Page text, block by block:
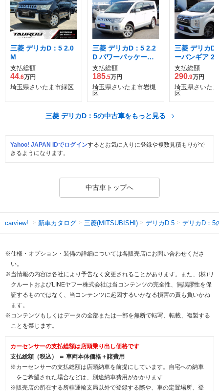
三菱 デリカD：5 2.0
M
支払総額
44.6万円
埼玉県さいたま市緑区
三菱 デリカD：5 2.2
D パワーパッケージ
ディーゼルターボ 4
WD
支払総額
185.5万円
埼玉県さいたま市岩槻
区
三菱 デリカD
ーバンギア
ディション
ルターボ 4WD
支払総額
290.9万円
埼玉県さいた
区
三菱 デリカD：5の中古車をもっと見る
Yahoo! JAPAN IDでログインするとお気に入りに登録や複数見積もりがで
きるようになります。
中古車トップへ
carview! 新車カタログ 三菱(MITSUBISHI) デリカD:5 デリカD：5
※仕様・オプション・装備の詳細については各販売店にお問い合わせくださ
い。
※当情報の内容は各社により予告なく変更されることがあります。また、(株)リ
クルートおよびLINEヤフー株式会社は当コンテンツの完全性、無誤謬性を保
証するものではなく、当コンテンツに起因するいかなる損害の責も負いかね
ます。
※コンテンツもしくはデータの全部または一部を無断で転写、転載、複製する
ことを禁じます。
カーセンサーの支払総額は店頭乗り出し価格です
支払総額（税込） ＝ 車両本体価格＋諸費用
※カーセンサーの支払総額は店頭納車を前提にしています。自宅への納車
をご希望された場合などは、別途納車費用がかかります
※販売店の所在する所轄運輸支局以外で登録する際や、車の定置場所、登